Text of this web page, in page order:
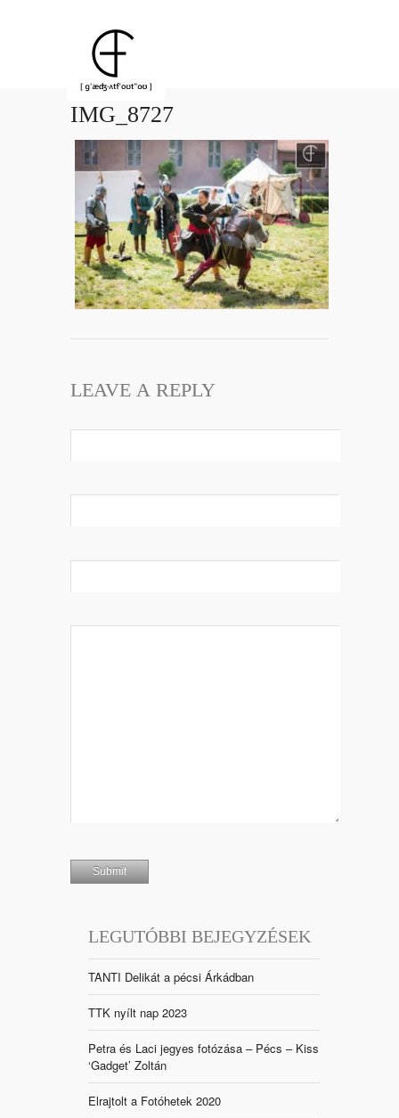
IMG_8727
LEAVE A REPLY
LEGUTÓBBI BEJEGYZÉSEK
TANTI Delikát a pécsi Árkádban
TTK nyílt nap 2023
Petra és Laci jegyes fotózása – Pécs – Kiss
‘Gadget’ Zoltán
Elrajtolt a Fotóhetek 2020